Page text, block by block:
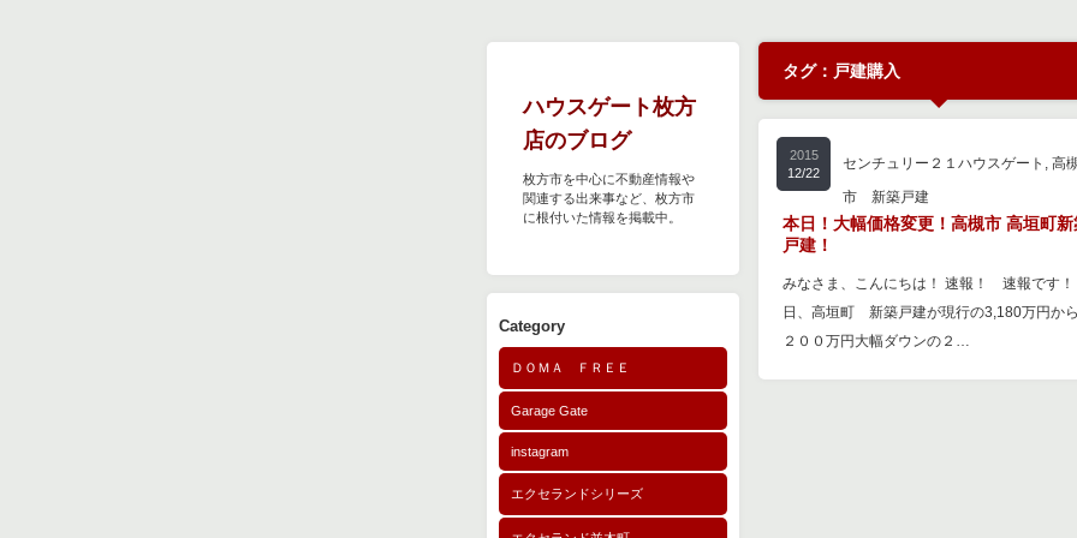
ハウスゲート枚方
店のブログ
枚方市を中心に不動産情報や
関連する出来事など、枚方市
に根付いた情報を掲載中。
Category
ＤＯＭＡ ＦＲＥＥ
Garage Gate
instagram
エクセランドシリーズ
タグ：戸建購入
2015
12/22
センチュリー２１ハウスゲート , 高
市 新築戸建
本日！大幅価格変更！高槻市 高垣町新
戸建！
みなさま、こんにちは！ 速報！ 速報です！
日、高垣町 新築戸建が現行の3,180万円から
２００万円大幅ダウンの２…